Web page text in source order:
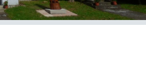
Előterjesztés